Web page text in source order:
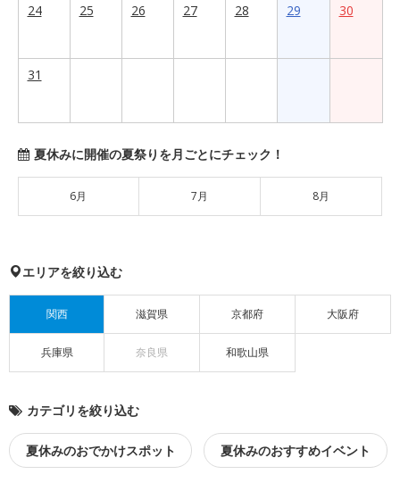
24 25 26 27 28 29 30
31
夏休みに開催の夏祭りを月ごとにチェック！
6月 7月 8月
エリアを絞り込む
関西 滋賀県 京都府 大阪府
兵庫県 奈良県 和歌山県
カテゴリを絞り込む
夏休みのおでかけスポット 夏休みのおすすめイベント